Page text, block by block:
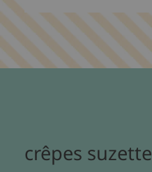
crêpes suzette